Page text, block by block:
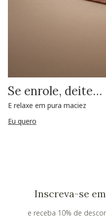
Se enrole, deite…
E relaxe em pura maciez
Eu quero
Inscreva-se
e receba 10% de